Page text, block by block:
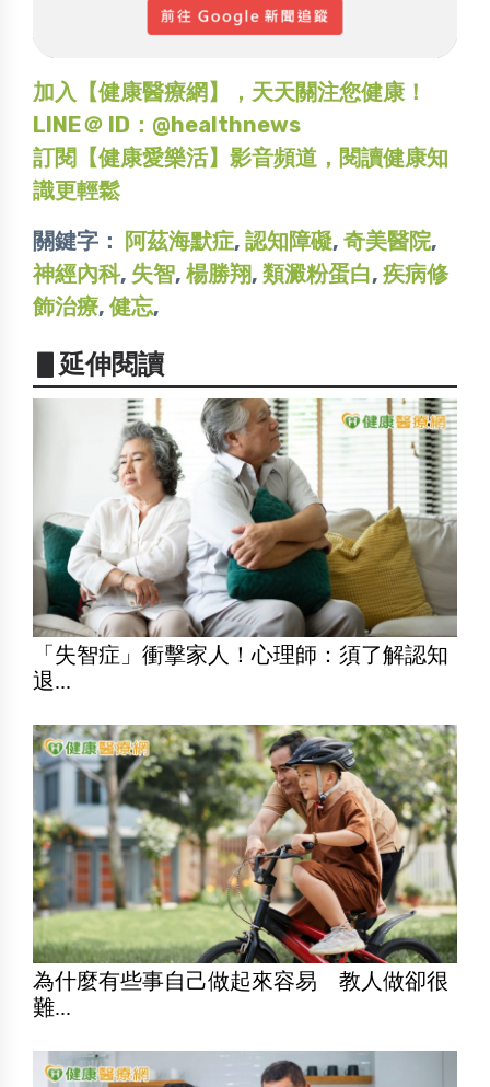
加入【健康醫療網】，天天關注您健康！
LINE＠ ID：@healthnews
訂閱【健康愛樂活】影音頻道，閱讀健康知
識更輕鬆
關鍵字：
阿茲海默症, 認知障礙, 奇美醫院,
神經內科, 失智, 楊勝翔, 類澱粉蛋白, 疾病修
飾治療, 健忘,
▋延伸閱讀
「失智症」衝擊家人！心理師：須了解認知
退...
為什麼有些事自己做起來容易 教人做卻很
難...